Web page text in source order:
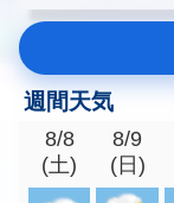
週間天気
8/8
(土)
8/9
(日)